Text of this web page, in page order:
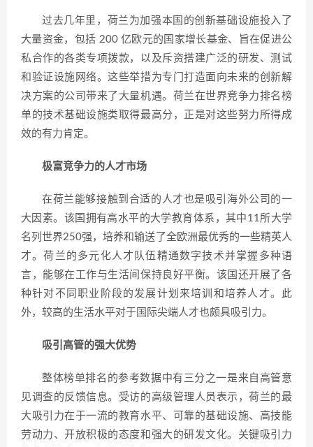
过去几年里，荷兰为加强本国的创新基础设施投入了
大量资金，包括 200 亿欧元的国家增长基金、旨在促进公
私合作的各类专项拨款，以及斥资搭建广泛的研发、测试
和验证设施网络。这些举措为专门打造面向未来的创新解
决方案的公司带来了大量机遇。荷兰在世界竞争力排名榜
单的技术基础设施类取得最高分，正是对这些努力所得成
效的有力肯定。
极富竞争力的人才市场
在荷兰能够接触到合适的人才也是吸引海外公司的一
大因素。该国拥有高水平的大学教育体系，其中11所大学
名列世界250强，培养和输送了全欧洲最优秀的一些精英人
才。荷兰的多元化人才队伍精通数字技术并掌握多种语
言，能够在工作与生活间保持良好平衡。该国还开展了各
种针对不同职业阶段的发展计划来培训和培养人才。此
外，较高的生活水平对于国际尖端人才也颇具吸引力。
吸引高管的强大优势
整体榜单排名的参考数据中有三分之一是来自高管意
见调查的反馈信息。受访的高级管理人员表示，荷兰的最
大吸引力在于一流的教育水平、可靠的基础设施、高技能
劳动力、开放积极的态度和强大的研发文化。关键吸引力